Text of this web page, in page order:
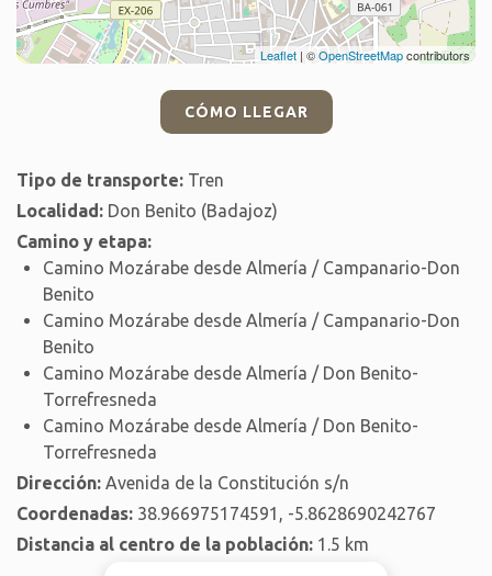
Leaflet | ©OpenStreetMapcontributors
CÓMO LLEGAR
Tipo de transporte: Tren
Localidad: Don Benito (Badajoz)
Camino y etapa:
Camino Mozárabe desde Almería / Campanario-Don
Benito
Camino Mozárabe desde Almería / Campanario-Don
Benito
Camino Mozárabe desde Almería / Don Benito-
Torrefresneda
Camino Mozárabe desde Almería / Don Benito-
Torrefresneda
Dirección: Avenida de la Constitución s/n
Coordenadas: 38.966975174591, -5.8628690242767
Distancia al centro de la población: 1.5 km